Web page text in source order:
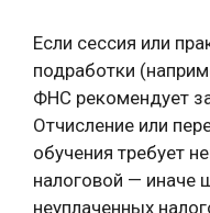
Если сессия или
подработки
ФНС рекомендует
Отчисление или
обучения требует
налоговой — иначе
неуплаченных